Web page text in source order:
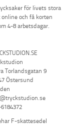
för livets stora
och få korten
4-8 arbetsdagar.
Torlandsgatan 9
Östersund
F-skattesedel